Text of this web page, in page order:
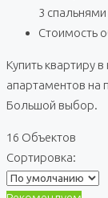
3 спальнями
Стоимость
Купить квартиру
апартаментов на
Большой выбор.
16 Объектов
Сортировка: